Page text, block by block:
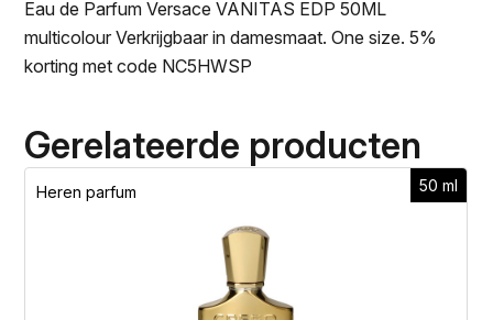
Eau de Parfum Versace VANITAS EDP 50ML
multicolour Verkrijgbaar in damesmaat. One size. 5%
korting met code NC5HWSP
Gerelateerde producten
50 ml
Heren parfum